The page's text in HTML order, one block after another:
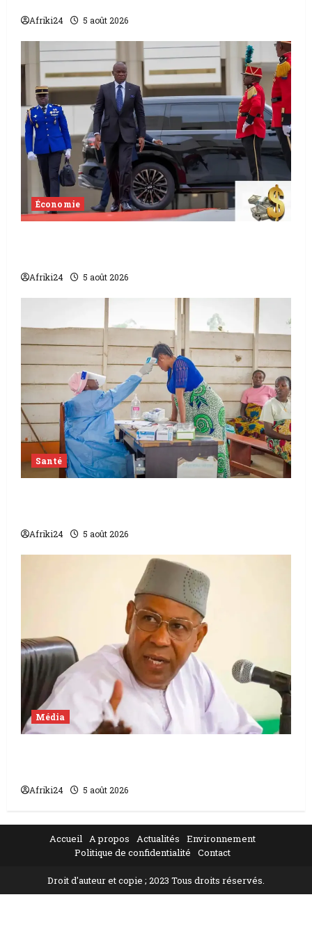
Afriki24 5 août 2026
Économie
Afriki24 5 août 2026
Santé
Afriki24 5 août 2026
Média
Afriki24 5 août 2026
Accueil A propos Actualités
Environnement
Politique de confidentialité
Contact
Droit d'auteur et copie ; 2023 Tous droits réservés.